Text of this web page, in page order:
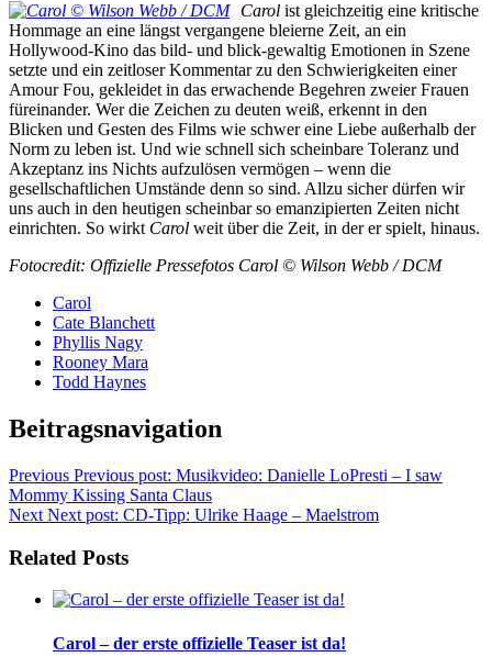
Carol ist gleichzeitig eine kritische
Hommage an eine längst vergangene bleierne Zeit, an ein
Hollywood-Kino das bild- und blick-gewaltig Emotionen in Szene
setzte und ein zeitloser Kommentar zu den Schwierigkeiten einer
Amour Fou, gekleidet in das erwachende Begehren zweier Frauen
füreinander. Wer die Zeichen zu deuten weiß, erkennt in den
Blicken und Gesten des Films wie schwer eine Liebe außerhalb der
Norm zu leben ist. Und wie schnell sich scheinbare Toleranz und
Akzeptanz ins Nichts aufzulösen vermögen – wenn die
gesellschaftlichen Umstände denn so sind. Allzu sicher dürfen wir
uns auch in den heutigen scheinbar so emanzipierten Zeiten nicht
einrichten. So wirkt Carol weit über die Zeit, in der er spielt, hinaus.
Fotocredit: Offizielle Pressefotos Carol © Wilson Webb / DCM
Carol
Cate Blanchett
Phyllis Nagy
Rooney Mara
Todd Haynes
Beitragsnavigation
Previous Previous post: Musikvideo: Danielle LoPresti – I saw
Mommy Kissing Santa Claus
Next Next post: CD-Tipp: Ulrike Haage – Maelstrom
Related Posts
Carol – der erste offizielle Teaser ist da!